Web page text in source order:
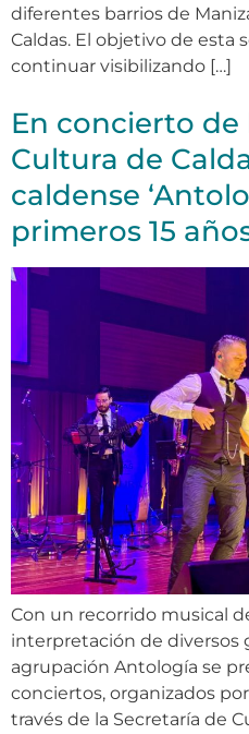
diferentes barrios de
Caldas. El objetivo de esta
continuar visibilizando […]
En concierto de
Cultura de
caldense
primeros 15
Con un recorrido musical
interpretación de diversos
agrupación Antología se
conciertos, organizados
través de la Secretaría de